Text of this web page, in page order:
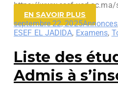
https://www.esef.ucd.ac.ma/
EN SAVOIR PLUS
septembre 22, 2025Annonces
ESEF EL JADIDA, Examens,
Liste des
Admis à